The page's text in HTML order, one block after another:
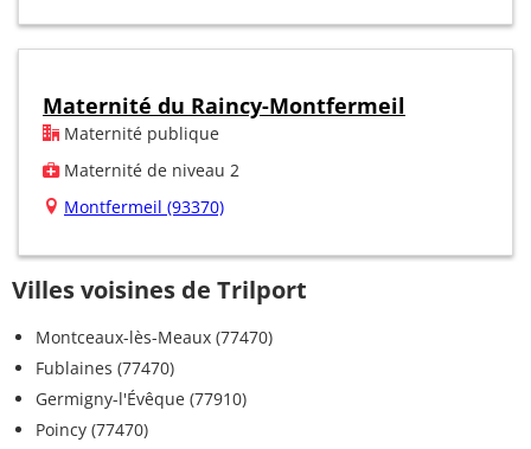
Maternité du Raincy-Montfermeil
Maternité publique
Maternité de niveau 2
Montfermeil (93370)
Villes voisines de Trilport
Montceaux-lès-Meaux (77470)
Fublaines (77470)
Germigny-l'Évêque (77910)
Poincy (77470)